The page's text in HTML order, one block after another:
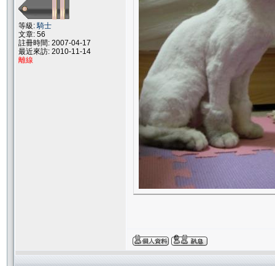
等級: 騎士
文章: 56
註冊時間: 2007-04-17
最近來訪: 2010-11-14
離線